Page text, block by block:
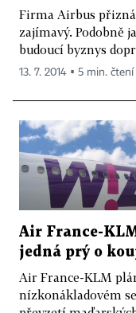
Firma Airbus
zajímavý. Podobně
budoucí byznys
13. 7. 2014 ▪ 5 min. čtení
Air France-
jedná prý o
Air France-KLM
nízkonákladovém